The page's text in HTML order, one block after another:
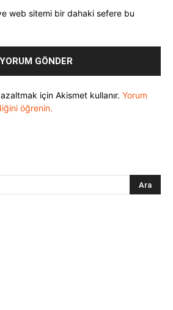
web sitemi bir dahaki sefere bu
için Akismet kullanır. Yorum
öğrenin.